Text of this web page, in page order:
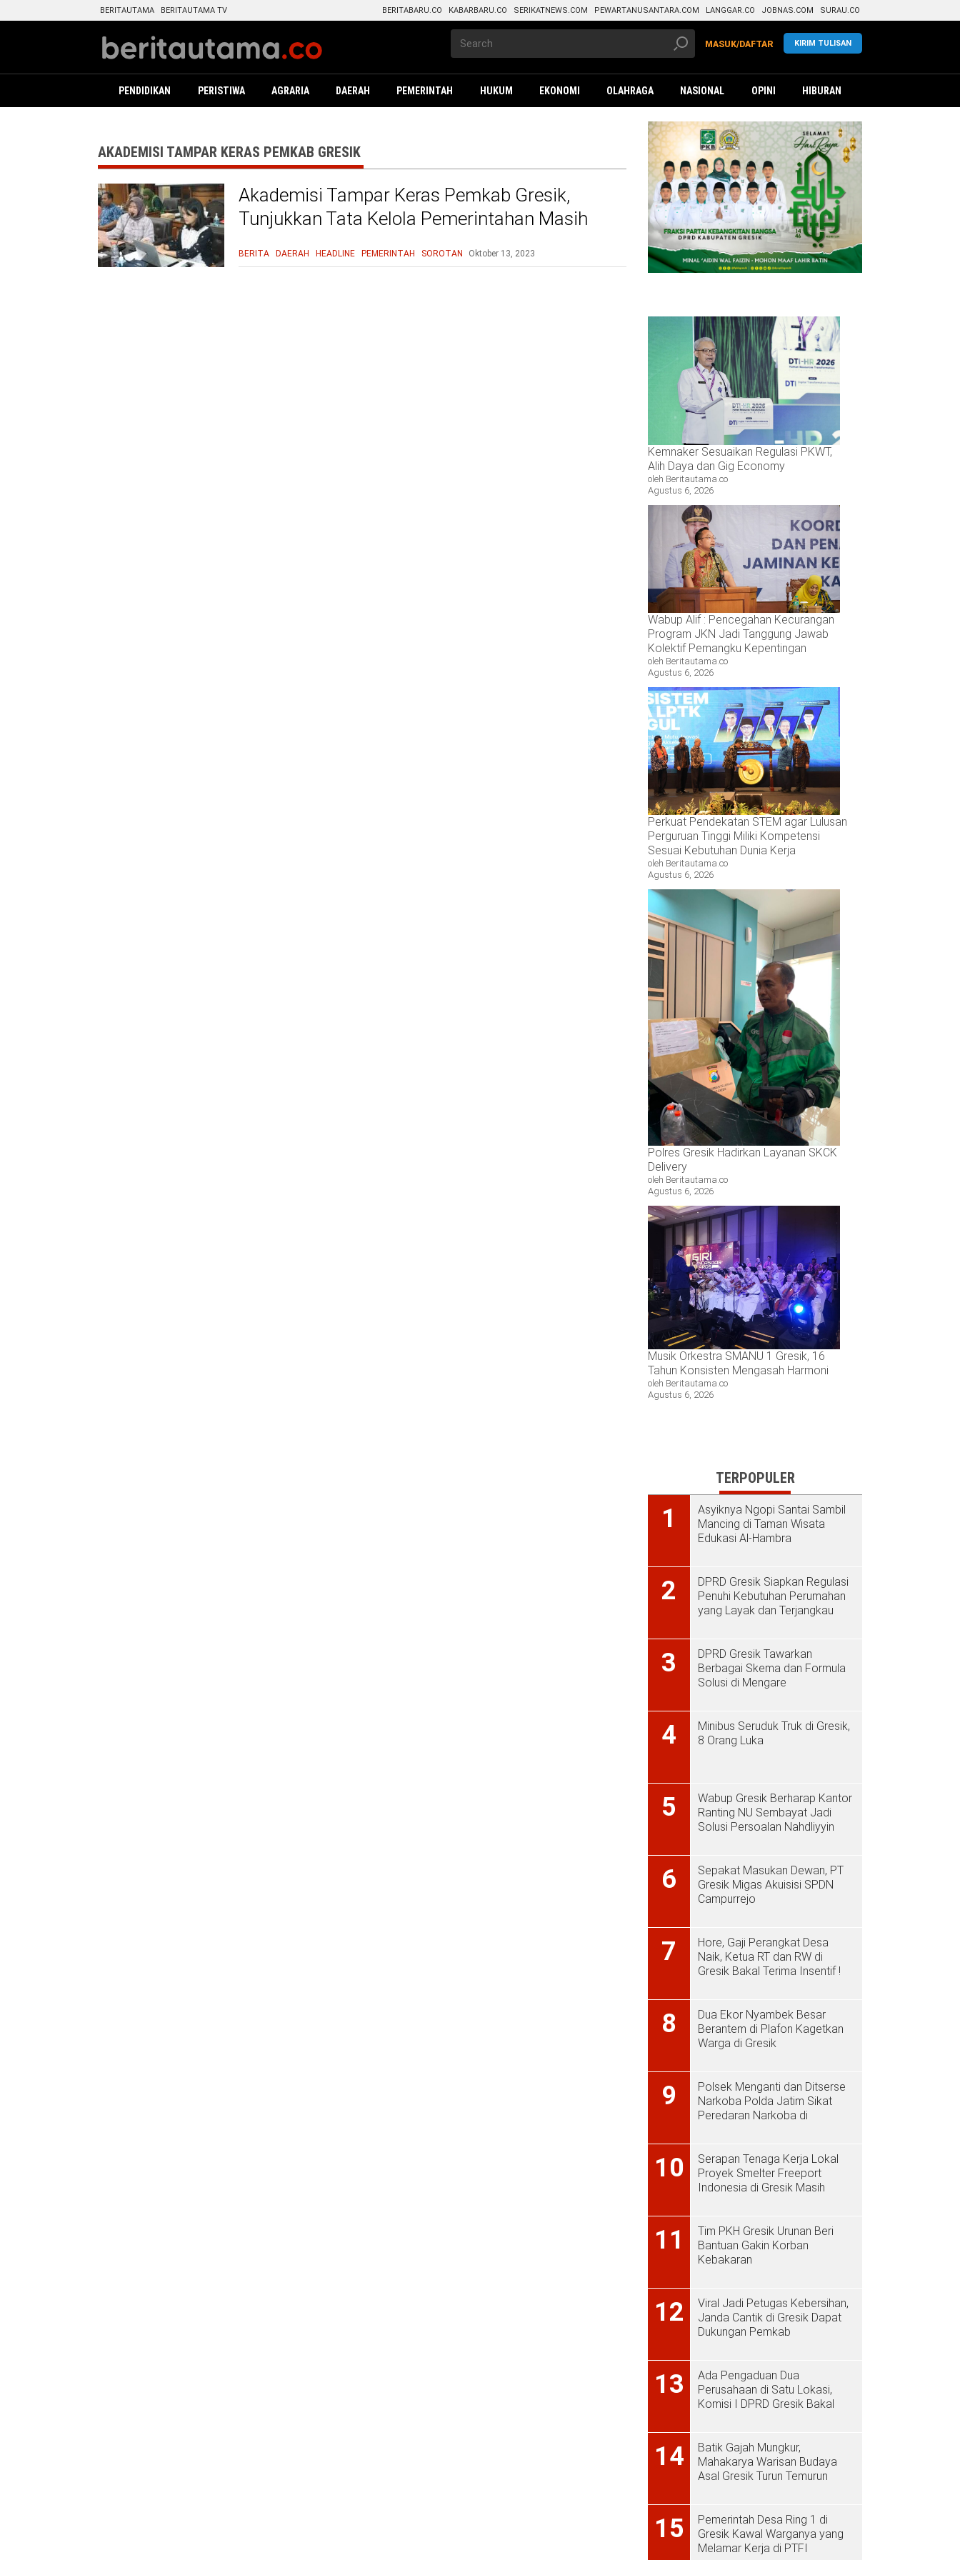
BERITAUTAMA BERITAUTAMA TV BERITABARU.CO KABARBARU.CO SERIKATNEWS.COM PEWARTANUSANTARA.COM LANGGAR.CO JOBNAS.COM SURAU.CO
KIRIM TULISAN
MASUK/DAFTAR
PENDIDIKAN PERISTIWA AGRARIA DAERAH PEMERINTAH HUKUM EKONOMI OLAHRAGA NASIONAL OPINI HIBURAN
AKADEMISI TAMPAR KERAS PEMKAB GRESIK
Akademisi Tampar Keras Pemkab Gresik,
Tunjukkan Tata Kelola Pemerintahan Masih
BERITA DAERAH HEADLINE PEMERINTAH SOROTAN Oktober 13, 2023
Kemnaker Sesuaikan Regulasi PKWT,
Alih Daya dan Gig Economy
oleh Beritautama.co
Agustus 6, 2026
Wabup Alif : Pencegahan Kecurangan
Program JKN Jadi Tanggung Jawab
Kolektif Pemangku Kepentingan
oleh Beritautama.co
Agustus 6, 2026
Perkuat Pendekatan STEM agar Lulusan
Perguruan Tinggi Miliki Kompetensi
Sesuai Kebutuhan Dunia Kerja
oleh Beritautama.co
Agustus 6, 2026
Polres Gresik Hadirkan Layanan SKCK
Delivery
oleh Beritautama.co
Agustus 6, 2026
Musik Orkestra SMANU 1 Gresik, 16
Tahun Konsisten Mengasah Harmoni
oleh Beritautama.co
Agustus 6, 2026
TERPOPULER
1
Asyiknya Ngopi Santai Sambil
Mancing di Taman Wisata
Edukasi Al-Hambra
2
DPRD Gresik Siapkan Regulasi
Penuhi Kebutuhan Perumahan
yang Layak dan Terjangkau
3
DPRD Gresik Tawarkan
Berbagai Skema dan Formula
Solusi di Mengare
4
Minibus Seruduk Truk di Gresik,
8 Orang Luka
5
Wabup Gresik Berharap Kantor
Ranting NU Sembayat Jadi
Solusi Persoalan Nahdliyyin
6
Sepakat Masukan Dewan, PT
Gresik Migas Akuisisi SPDN
Campurrejo
7
Hore, Gaji Perangkat Desa
Naik, Ketua RT dan RW di
Gresik Bakal Terima Insentif !
8
Dua Ekor Nyambek Besar
Berantem di Plafon Kagetkan
Warga di Gresik
9
Polsek Menganti dan Ditserse
Narkoba Polda Jatim Sikat
Peredaran Narkoba di
10
Serapan Tenaga Kerja Lokal
Proyek Smelter Freeport
Indonesia di Gresik Masih
11
Tim PKH Gresik Urunan Beri
Bantuan Gakin Korban
Kebakaran
12
Viral Jadi Petugas Kebersihan,
Janda Cantik di Gresik Dapat
Dukungan Pemkab
13
Ada Pengaduan Dua
Perusahaan di Satu Lokasi,
Komisi I DPRD Gresik Bakal
14
Batik Gajah Mungkur,
Mahakarya Warisan Budaya
Asal Gresik Turun Temurun
15
Pemerintah Desa Ring 1 di
Gresik Kawal Warganya yang
Melamar Kerja di PTFI